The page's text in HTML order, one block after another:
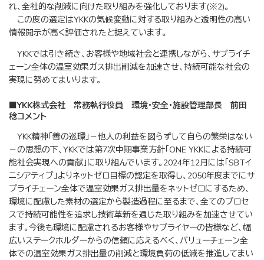
れ、全社的な削減に向けた取り組みを強化しております(※2)。
この度の選定はYKKの気候変動に対する取り組みと透明性の高い
情報開示が高く評価されたと捉えています。
YKKでは引き続き、お客様や地域社会と連携しながら、サプライチ
ェーン全体の温室効果ガス排出削減を加速させ、持続可能な社会の
実現に努めてまいります。
■YKK株式会社 常務執行役員 環境・安全・施設管理部長 前田
稔コメント
YKK精神「善の巡環」－他人の利益を図らずして自らの繁栄はない
－の思想の下、YKKでは第7次中期事業方針「ONE YKKによる持続可
能社会実現への貢献」に取り組んでいます。2024年12月には「SBTイ
ニシアティブ」よりネットゼロ目標の認定を取得し、2050年度までにサ
プライチェーン全体で温室効果ガス排出量をネットゼロにするため、
環境に配慮した素材の選定から製造過程に至るまで、全てのプロセ
スで持続可能性を追求し技術革新を通じた取り組みを加速させてい
ます。今後も環境に配慮されるお客様やサプライヤーの皆様など、幅
広いステークホルダーからの信頼に応えるべく、バリューチェーン全
体での温室効果ガス排出量の削減と環境負荷の低減を推進してまい